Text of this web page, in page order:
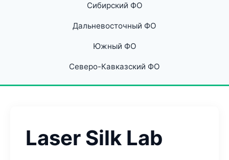
Сибирский ФО
Дальневосточный ФО
Южный ФО
Северо-Кавказский ФО
Laser Silk Lab